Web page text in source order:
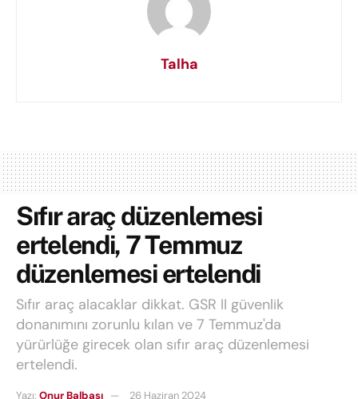
Talha
Sıfır araç düzenlemesi
ertelendi, 7 Temmuz
düzenlemesi ertelendi
Sıfır araç alacaklar dikkat. GSR II güvenlik
donanımını zorunlu kılan ve 7 Temmuz'da
yürürlüğe girecek olan sıfır araç düzenlemesi
ertelendi.
Yazı: Onur Balbaşı 26 Haziran 2024